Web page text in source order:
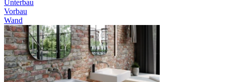
Unterbau
Vorbau
Wand